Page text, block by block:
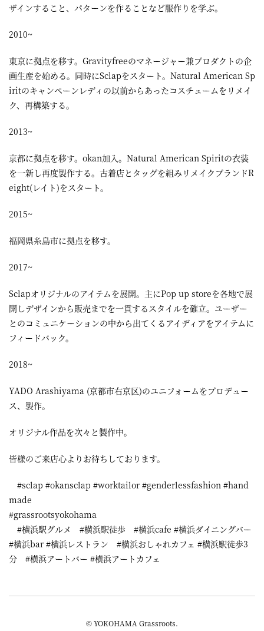
ザインすること、パターンを作ることなど服作りを学ぶ。
2010~
東京に拠点を移す。Gravityfreeのマネージャー兼プロダクトの企
画生産を始める。同時にSclapをスタート。Natural American Sp
iritのキャンペーンレディの以前からあったコスチュームをリメイ
ク、再構築する。
2013~
京都に拠点を移す。okan加入。Natural American Spiritの衣装
を一新し再度製作する。古着店とタッグを組みリメイクブランドR
eight(レイト)をスタート。
2015~
福岡県糸島市に拠点を移す。
2017~
Sclapオリジナルのアイテムを展開。主にPop up storeを各地で展
開しデザインから販売までを一貫するスタイルを確立。ユーザー
とのコミュニケーションの中から出てくるアイディアをアイテムに
フィードバック。
2018~
YADO Arashiyama (京都市右京区)のユニフォームをプロデュー
ス、製作。
オリジナル作品を次々と製作中。
皆様のご来店心よりお待ちしております。
#sclap #okansclap #worktailor #genderlessfashion #hand
made
#grassrootsyokohama
#横浜駅グルメ #横浜駅徒歩 #横浜cafe #横浜ダイニングバー
#横浜bar #横浜レストラン #横浜おしゃれカフェ #横浜駅徒歩3
分 #横浜アートバー #横浜アートカフェ
© YOKOHAMA Grassroots.